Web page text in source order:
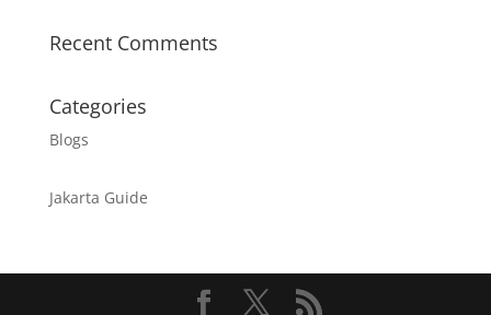
Recent Comments
Categories
Blogs
Jakarta Guide